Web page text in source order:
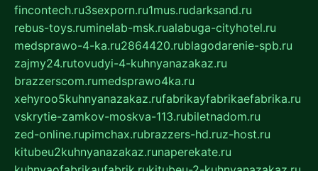
fincontech.ru3sexporn.ru1mus.rudarksand.ru
rebus-toys.ruminelab-msk.rualabuga-cityhotel.ru
medsprawo-4-ka.ru2864420.rublagodarenie-spb.ru
zajmy24.rutovudyi-4-kuhnyanazakaz.ru
brazzerscom.rumedsprawo4ka.ru
xehyroo5kuhnyanazakaz.rufabrikayfabrikaefabrika.ru
vskrytie-zamkov-moskva-113.rubiletnadom.ru
zed-online.rupimchax.rubrazzers-hd.ruz-host.ru
kitubeu2kuhnyanazakaz.runaperekate.ru